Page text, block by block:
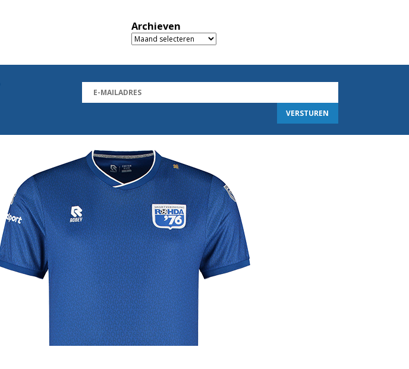
Archieven
Archieven